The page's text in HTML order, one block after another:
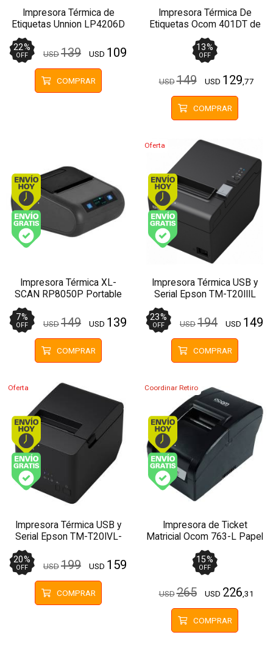
Impresora Térmica de
Etiquetas Unnion LP4206D
22%
OFF USD139 USD 109
COMPRAR
Impresora Térmica De
Etiquetas Ocom 401DT de
4" USB
13%
OFF
USD149 USD 129 ,77
COMPRAR
Envío hoy. Comprando antes de 13Hs.
Envío gratis (Ver Envíos y Pagos)
Impresora Térmica XL-
SCAN RP8050P Portable
Bluetooth Papel 20-76mm
7%
OFF USD149 USD 139
COMPRAR
Oferta
Envío hoy.
Envío gratis (Ver
Impresora Térmica USB y
Serial Epson TM-T20IIIL
23%
OFF USD194 USD 149
COMPRAR
Oferta
Envío hoy. Comprando antes de 13Hs.
Envío gratis (Ver Envíos y Pagos)
Impresora Térmica USB y
Serial Epson TM-T20IVL-
20%
OFF USD199 USD 159
COMPRAR
Coordinar Retiro
Envío hoy.
Envío gratis (Ver
Impresora de Ticket
Matricial Ocom 763-L Papel
76mm
15%
OFF
USD265 USD 226 ,31
COMPRAR